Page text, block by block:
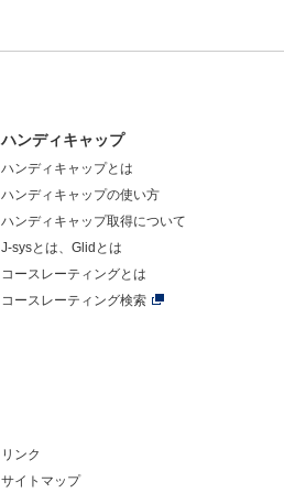
ハンディキャップ
ハンディキャップとは
ハンディキャップの使い方
ハンディキャップ取得について
J-sysとは、Glidとは
コースレーティングとは
コースレーティング検索
リンク
サイトマップ